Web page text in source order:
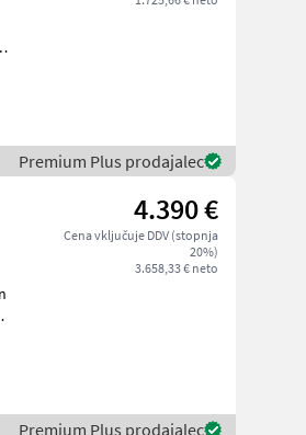
Premium Plus prodajalec
4.390 €
Cena vključuje DDV (stopnja
20%)
3.658,33 € neto
Premium Plus prodajalec